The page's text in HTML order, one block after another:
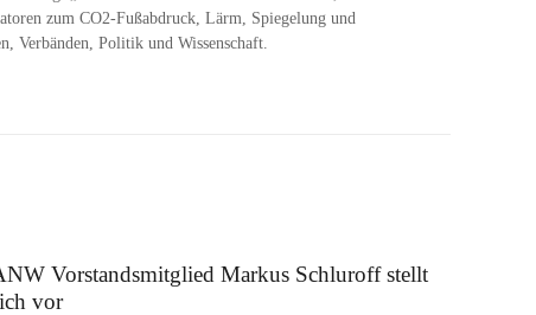
zum CO2-Fußabdruck, Lärm, Spiegelung und
Verbänden, Politik und Wissenschaft.
Vorstandsmitglied Markus Schluroff stellt
vor